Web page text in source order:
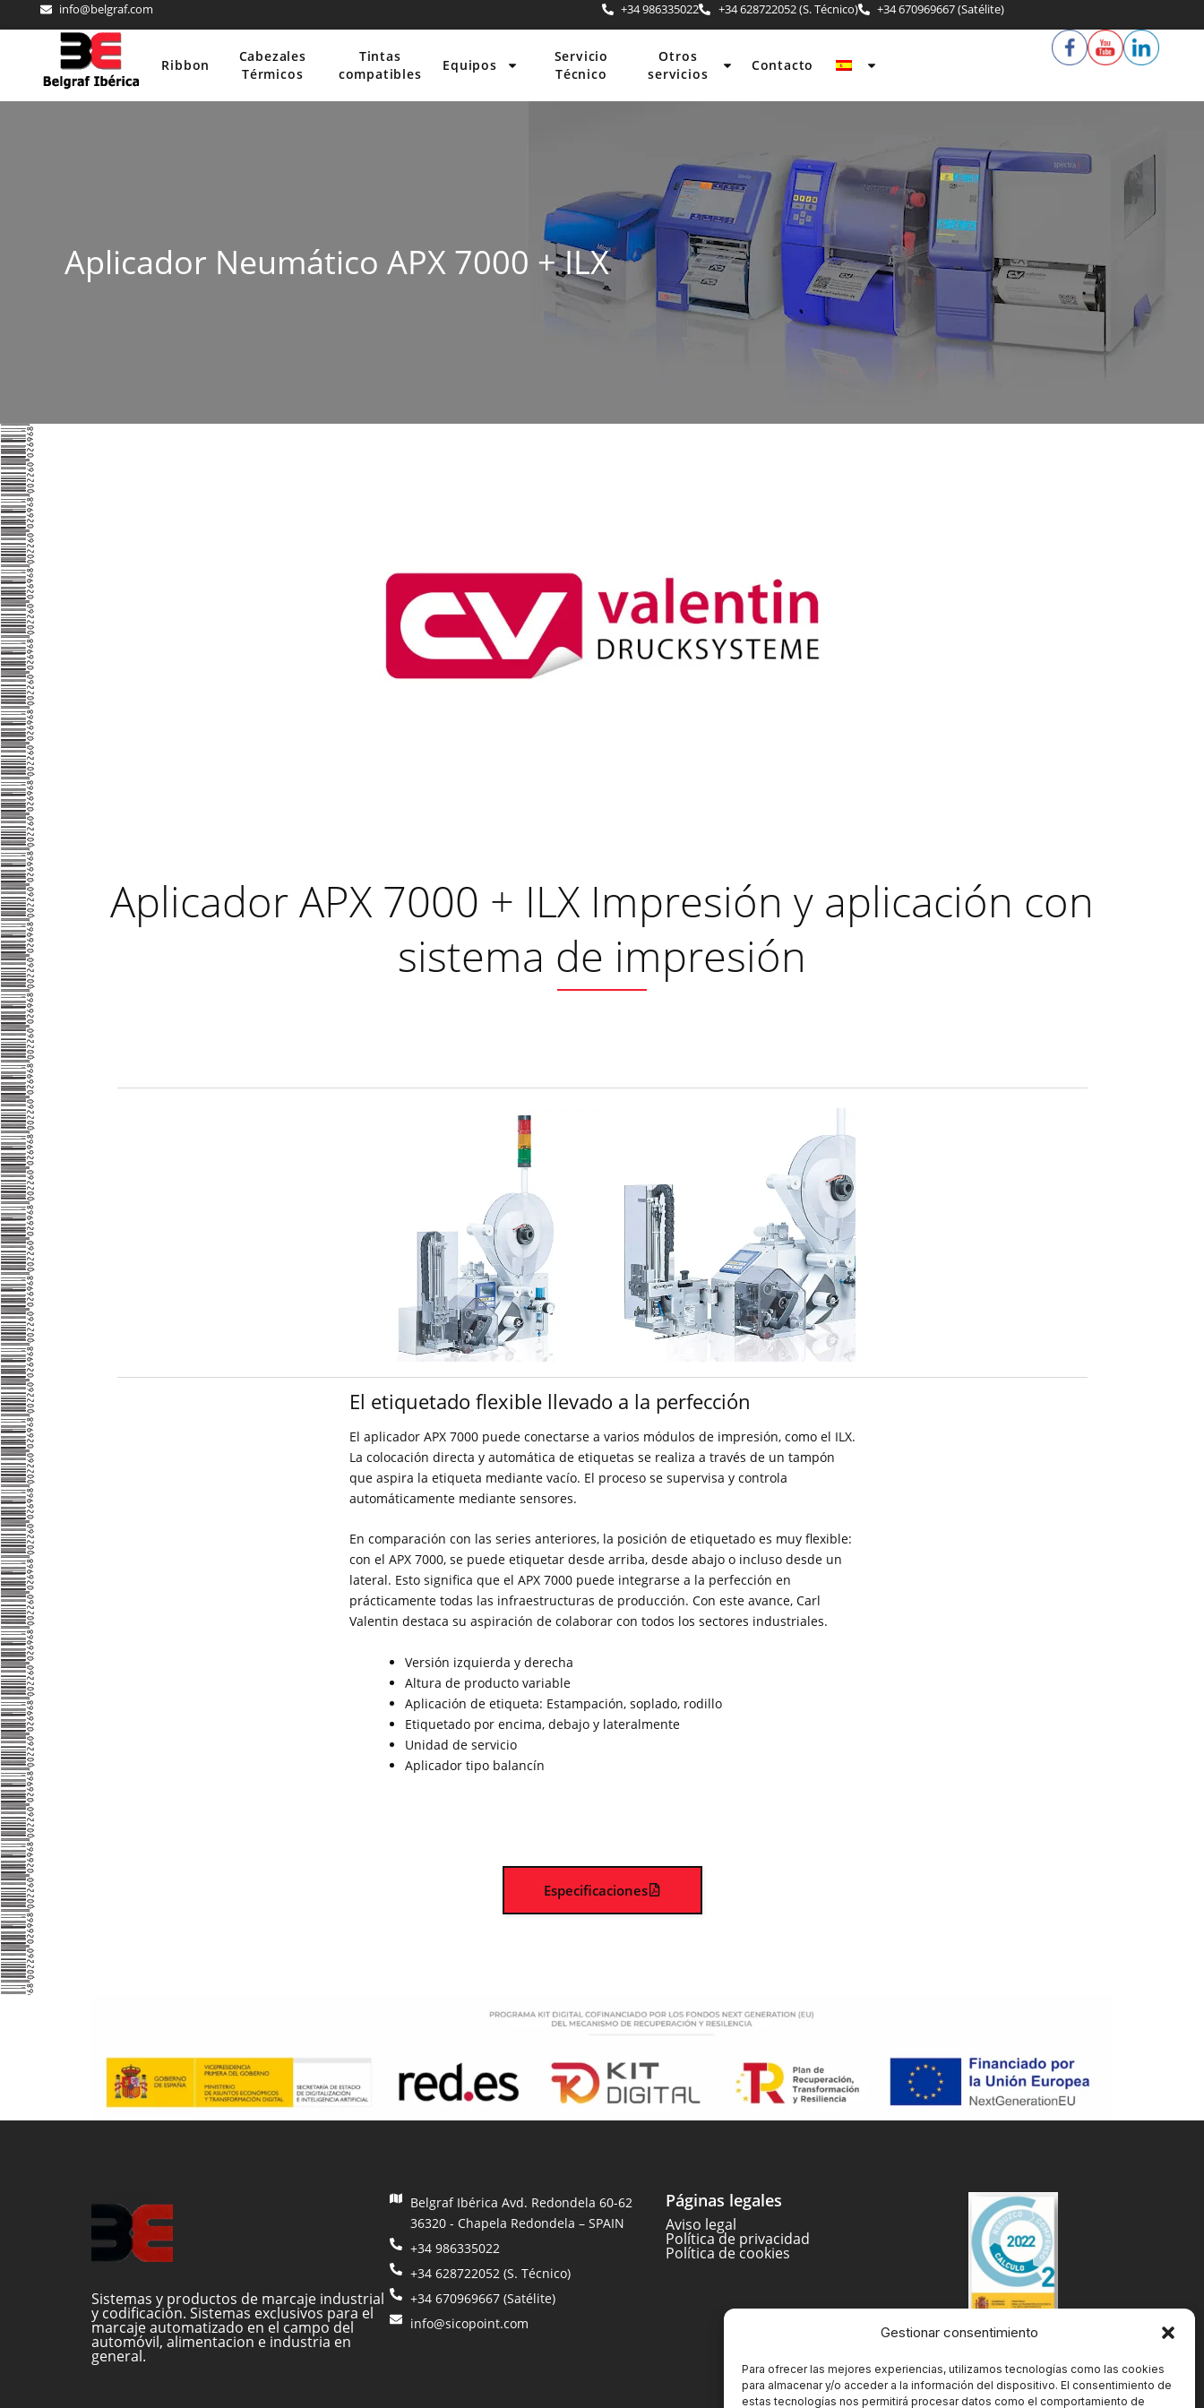
Gestionar consentimiento
Para ofrecer las mejores experiencias, utilizamos tecnologías como las cookies
para almacenar y/o acceder a la información del dispositivo. El consentimiento de
estas tecnologías nos permitirá procesar datos como el comportamiento de
al
info@belgraf.com +34 986335022 +34 628722052 (S. Técnico) +34 670969667 (Satélite)
Ribbon
Cabezales
Térmicos
Tintas
compatibles
Equipos
Servicio
Técnico
Otros
servicios
Contacto
Aplicador Neumático APX 7000 + ILX
Aplicador APX 7000 + ILX Impresión y aplicación con
sistema de impresión
El etiquetado flexible llevado a la perfección
El aplicador APX 7000 puede conectarse a varios módulos de impresión, como el ILX.
La colocación directa y automática de etiquetas se realiza a través de un tampón
que aspira la etiqueta mediante vacío. El proceso se supervisa y controla
automáticamente mediante sensores.
En comparación con las series anteriores, la posición de etiquetado es muy flexible:
con el APX 7000, se puede etiquetar desde arriba, desde abajo o incluso desde un
lateral. Esto significa que el APX 7000 puede integrarse a la perfección en
prácticamente todas las infraestructuras de producción. Con este avance, Carl
Valentin destaca su aspiración de colaborar con todos los sectores industriales.
Versión izquierda y derecha
Altura de producto variable
Aplicación de etiqueta: Estampación, soplado, rodillo
Etiquetado por encima, debajo y lateralmente
Unidad de servicio
Aplicador tipo balancín
Especificaciones
Sistemas y productos de marcaje industrial
y codificación. Sistemas exclusivos para el
marcaje automatizado en el campo del
automóvil, alimentacion e industria en
general.
Belgraf Ibérica Avd. Redondela 60-62
36320 - Chapela Redondela – SPAIN
+34 986335022
+34 628722052 (S. Técnico)
+34 670969667 (Satélite)
info@sicopoint.com
Páginas legales
Aviso legal
Política de privacidad
Política de cookies